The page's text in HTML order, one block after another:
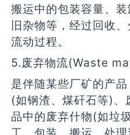
搬运中的包装容量、
旧杂物等，经过回收
流动过程。
5.废弃物流(Waste
是伴随某些厂矿的产
(如钢渣、煤矸石等)、
品中的废弃什物(如垃